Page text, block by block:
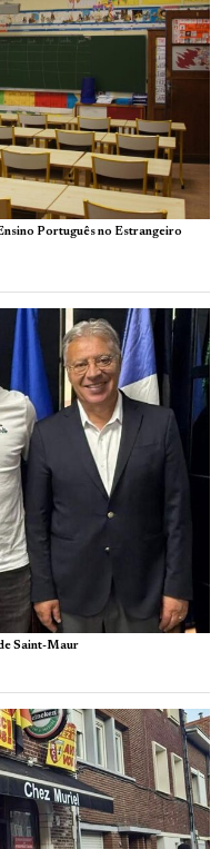
Português no Estrangeiro
Saint-Maur